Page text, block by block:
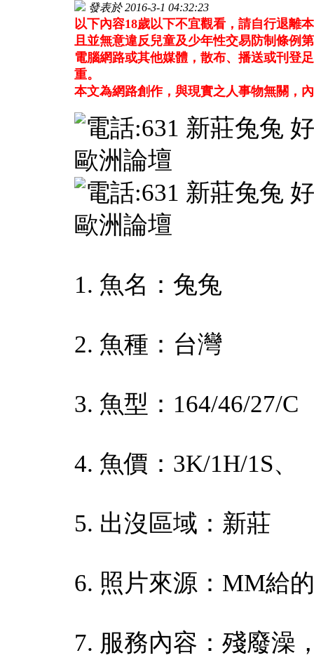
發表於 2016-3-1 04:32:23
以下內容18歲以下不宜觀看，請自行退離
且並無意違反兒童及少年性交易防制條例
電腦網路或其他媒體，散布、播送或刊登
重。
本文為網路創作，與現實之人事物無關，
1. 魚名：兔兔
2. 魚種：台灣
3. 魚型：164/46/27/C
4. 魚價：3K/1H/1S、
5. 出沒區域：新莊
6. 照片來源：MM給的
7. 服務內容：殘廢澡